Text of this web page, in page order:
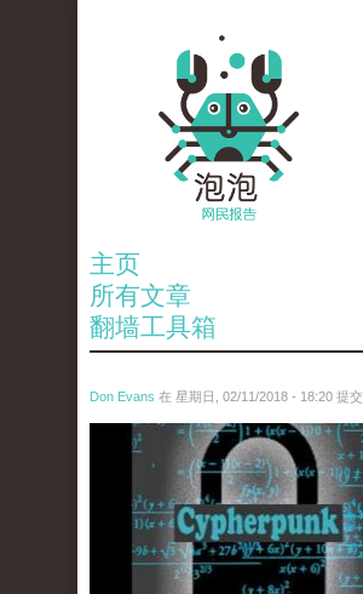
主页
所有文章
翻墙工具箱
Don Evans 在 星期日, 02/11/2018 - 18:20 提交
wechatimg1424.jpeg